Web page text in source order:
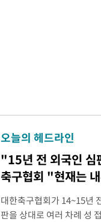
오늘의 헤드라인
"15년 전 외국인 심
축구협회 "현재는
대한축구협회가 14~15년
판을 상대로 여러 차례 성